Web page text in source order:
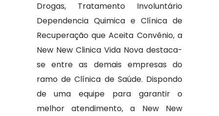
Drogas, Tratamento Involuntário
Dependencia Quimica e Clínica de
Recuperação que Aceita Convênio, a
New New Clinica Vida Nova destaca-
se entre as demais empresas do
ramo de Clínica de Saúde. Dispondo
de uma equipe para garantir o
melhor atendimento, a New New